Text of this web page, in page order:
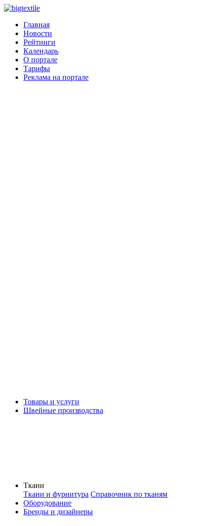
Главная
Новости
Рейтинги
Календарь
О портале
Тарифы
Реклама на портале
Товары и услуги
Швейные производства
Ткани
Ткани и фурнитура Справочник по тканям
Оборудование
Бренды и дизайнеры